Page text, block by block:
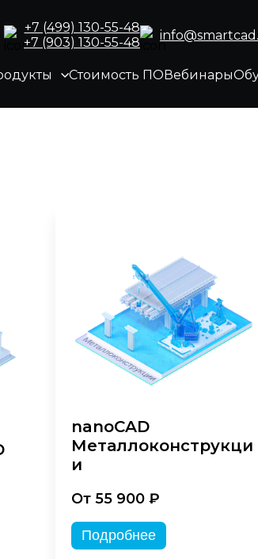
+7 (499) 130-55-48
+7 (903) 130-55-48
Стоимость ПОВебинары
nanoCAD
Металлоконструкци
и
От 55 900 ₽
Подробнее